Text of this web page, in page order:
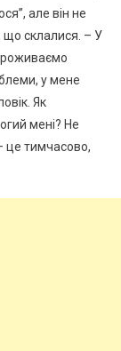
але він не
що склалися. – У
у мене
Як
мені? Не
це тимчасово,